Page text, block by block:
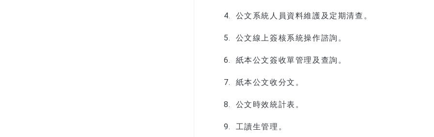
4. 公文系統人員資料維護及定期清查。
5. 公文線上簽核系統操作諮詢。
6. 紙本公文簽收單管理及查詢。
7. 紙本公文收分文。
8. 公文時效統計表。
9. 工讀生管理。